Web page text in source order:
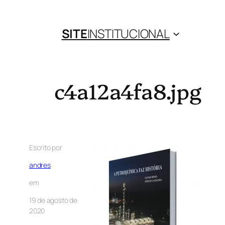
SITEINSTITUCIONAL
c4a12a4fa8.jpg
Escrito por
andres
em
19 de agosto de
2020